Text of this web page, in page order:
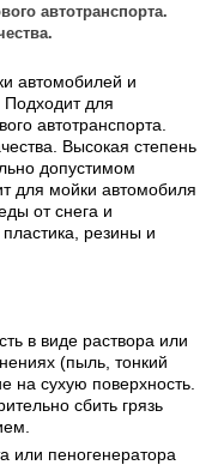
автотранспорта.
автомобилей и
Подходит для
автотранспорта.
Высокая степень
допустимом
для мойки автомобиля
от снега и
резины и
в виде раствора или
(пыль, тонкий
на сухую поверхность.
сбить грязь
или пеногенератора